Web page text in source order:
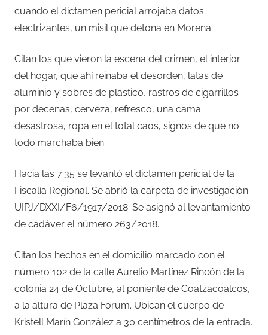
cuando el dictamen pericial arrojaba datos
electrizantes, un misil que detona en Morena.
Citan los que vieron la escena del crimen, el interior
del hogar, que ahí reinaba el desorden, latas de
aluminio y sobres de plástico, rastros de cigarrillos
por decenas, cerveza, refresco, una cama
desastrosa, ropa en el total caos, signos de que no
todo marchaba bien.
Hacia las 7:35 se levantó el dictamen pericial de la
Fiscalía Regional. Se abrió la carpeta de investigación
UIPJ/DXXI/F6/1917/2018. Se asignó al levantamiento
de cadáver el número 263/2018.
Citan los hechos en el domicilio marcado con el
número 102 de la calle Aurelio Martínez Rincón de la
colonia 24 de Octubre, al poniente de Coatzacoalcos,
a la altura de Plaza Forum. Ubican el cuerpo de
Kristell Marín González a 30 centímetros de la entrada.